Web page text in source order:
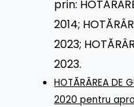
prin:
2014;
2023;
2023.
HOTĂRÂREA DE
2020 pentru